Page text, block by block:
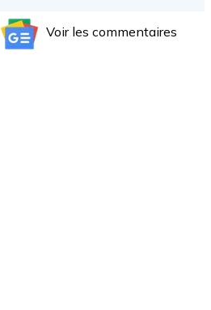
WhatsAppVoir les commentaires